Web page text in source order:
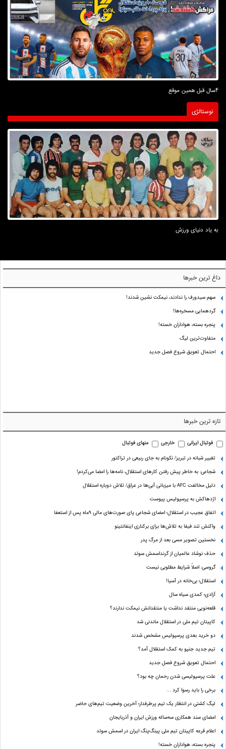
4سال قبل همین موقع
نوستالژی
به یاد دنیای ورزش
داغ ترین خبرها
سهم سیدورف را ندادند، نیمکت نشین شدند!
گردهمایی مسخره‌ها!
پنجره بسته، هواداران خسته!
متفاوت‌ترین لیگ
احتمال تعویق شروع فصل جدید
تازه ترین خبرها
فوتبال ایرانی خارجی
منهای فوتبال
تغییر شبانه در تبریز/ نکونام به جای ربیعی در تراکتور
شجاعی: به خاطر پیش رفتن کارهای استقلال، نامه‌ها را امضا می‌کردم!
دلیل مخالفت AFC با میزبانی آبی‌ها در عراق/ تلاش دوباره استقلال
اژدهاکش به پرسپولیس پیوست
اتفاق عجیب در استقلال؛ امضای شجاعی پای صورت‌های مالی ٩ماه پس از استعفا
واکنش تند فیفا به تلاش‌ها برای برکناری اینفانتینو
نخستین تصویر مسی بعد از مرگ پدر
حذف نوشاد عالمیان از گرنداسمش سوئد
گروسی: اصلاً شرایط مطلوبی نیست
استقلال؛ بی‌خانه در آسیا!
آزادی؛ کمدی سیاه سال
قلعه‌نویی منتقد نداشت یا منتقدانش نیمکت ندارند؟
کاپیتان تیم ملی در استقلال ماندنی شد
دو خرید بعدی پرسپولیس مشخص شدند
تیم جدید جنپو به کمک استقلال آمد؟
احتمال تعویق شروع فصل جدید
علت پرسپولیسی شدن رحمان چه بود؟
برخی را باید رسوا کرد …
لیگ کشتی در انتظار یک تیم پرطرفدار؛ آخرین وضعیت تیم‌های حاضر
امضای سند همکاری سه‌ساله ورزش ایران و آذربایجان
اعلام قرعه کاپیتان تیم ملی پینگ‌پنگ ایران در اسمش سوئد
پنجره بسته، هواداران خسته!